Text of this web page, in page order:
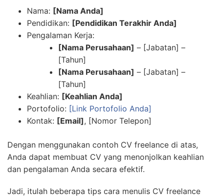
Nama: [Nama Anda]
Pendidikan: [Pendidikan Terakhir Anda]
Pengalaman Kerja:
[Nama Perusahaan] – [Jabatan] –
[Tahun]
[Nama Perusahaan] – [Jabatan] –
[Tahun]
Keahlian: [Keahlian Anda]
Portofolio: [Link Portofolio Anda]
Kontak: [Email], [Nomor Telepon]
Dengan menggunakan contoh CV freelance di atas,
Anda dapat membuat CV yang menonjolkan keahlian
dan pengalaman Anda secara efektif.
Jadi, itulah beberapa tips cara menulis CV freelance